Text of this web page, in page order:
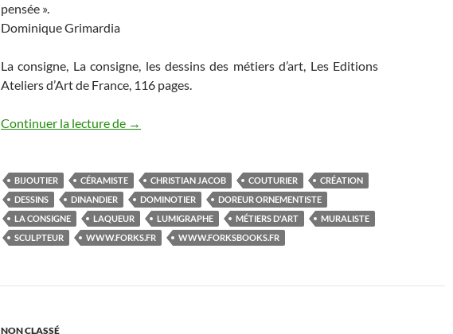
pensée ».
Dominique Grimardia
La consigne, La consigne, les dessins des métiers d’art, Les Editions
Ateliers d’Art de France, 116 pages.
Continuer la lecture de LA CONSIGNE
→
BIJOUTIER CÉRAMISTE CHRISTIAN JACOB COUTURIER
CRÉATION
DESSINS
DINANDIER DOMINOTIER
DOREUR ORNEMENTISTE
LA CONSIGNE
LAQUEUR LUMIGRAPHE MÉTIERS D'ART
MURALISTE
SCULPTEUR
WWW.FORKS.FR WWW.FORKSBOOKS.FR
NON CLASSÉ